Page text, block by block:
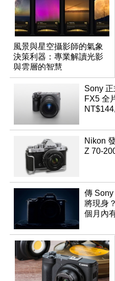
風景與星空攝影師的氣象
決策利器：專業解讀光影
與雲層的智慧
App「Atmos」登場
Sony
FX5 全
Nikon
Z 70-
傳
將現身
個月內